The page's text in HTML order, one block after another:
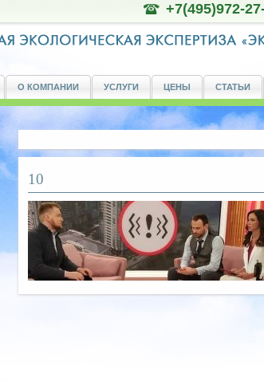
+7(495)972-
О КОМПАНИИ УСЛУГИ ЦЕНЫ СТАТЬИ
10